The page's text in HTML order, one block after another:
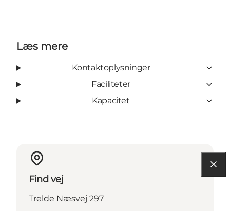
Læs mere
Kontaktoplysninger
Faciliteter
Kapacitet
Find vej
Trelde Næsvej 297